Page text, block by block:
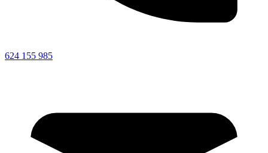
624 155 985